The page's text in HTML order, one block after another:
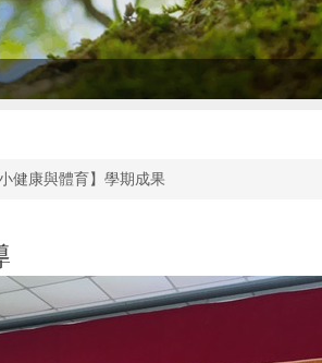
小健康與體育】學期成果